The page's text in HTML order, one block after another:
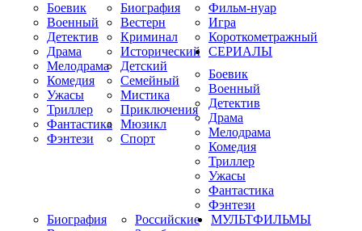
Боевик
Военный
Детектив
Драма
Мелодрама
Комедия
Ужасы
Триллер
Фантастика
Фэнтези
Биография
Вестерн
Криминал
Исторический
Детский
Семейный
Мистика
Приключения
Мюзикл
Спорт
Фильм-нуар
Игра
Короткометражный
СЕРИАЛЫ
Боевик
Военный
Детектив
Драма
Мелодрама
Комедия
Триллер
Ужасы
Фантастика
Фэнтези
Биография
Российские
МУЛЬТФИЛЬМЫ